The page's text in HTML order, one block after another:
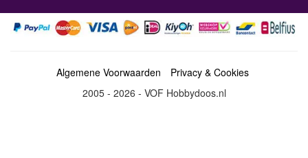
Algemene Voorwaarden
Privacy & Cookies
2005 - 2026 - VOF Hobbydoos.nl